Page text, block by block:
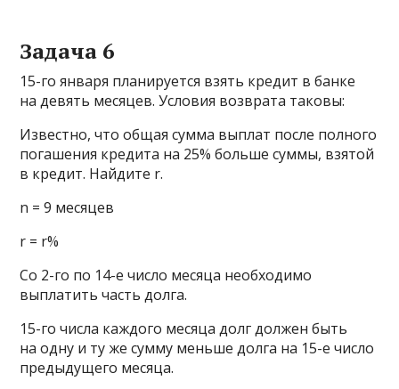
Задача 6
15-го января планируется взять кредит в банке
на девять месяцев. Условия возврата таковы:
Известно, что общая сумма выплат после полного
погашения кредита на 25% больше суммы, взятой
в кредит. Найдите r.
n = 9 месяцев
r = r%
Со 2-го по 14-е число месяца необходимо
выплатить часть долга.
15-го числа каждого месяца долг должен быть
на одну и ту же сумму меньше долга на 15-е число
предыдущего месяца.